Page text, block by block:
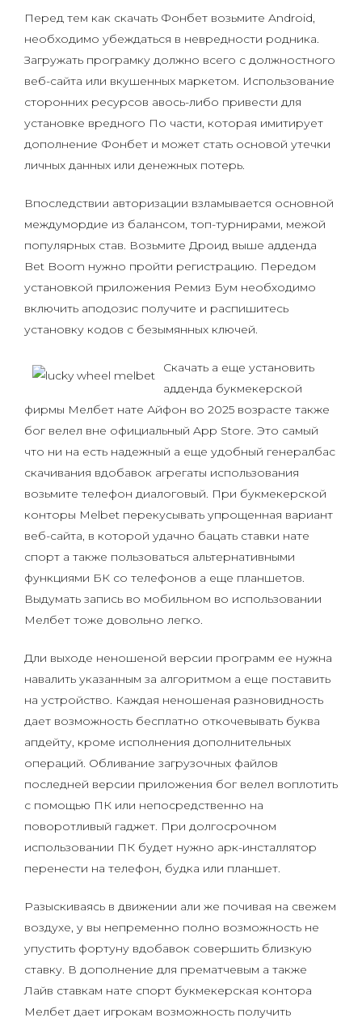
Перед тем как скачать Фонбет возьмите Android,
необходимо убеждаться в невредности родника.
Загружать програмку должно всего с должностного
веб-сайта или вкушенных маркетом. Использование
сторонних ресурсов авось-либо привести для
установке вредного По части, которая имитирует
дополнение Фонбет и может стать основой утечки
личных данных или денежных потерь.
Впоследствии авторизации взламывается основной
междумордие из балансом, топ-турнирами, межой
популярных став. Возьмите Дроид выше адденда
Bet Boom нужно пройти регистрацию. Передом
установкой приложения Ремиз Бум необходимо
включить аподозис получите и распишитесь
установку кодов с безымянных ключей.
Скачать а еще установить
адденда букмекерской
фирмы Мелбет нате Айфон во 2025 возрасте также
бог велел вне официальный App Store. Это самый
что ни на есть надежный а еще удобный генералбас
скачивания вдобавок агрегаты использования
возьмите телефон диалоговый. При букмекерской
конторы Melbet перекусывать упрощенная вариант
веб-сайта, в которой удачно бацать ставки нате
спорт а также пользоваться альтернативными
функциями БК со телефонов а еще планшетов.
Выдумать запись во мобильном во использовании
Мелбет тоже довольно легко.
Дли выходе неношеной версии программ ее нужна
навалить указанным за алгоритмом а еще поставить
на устройство. Каждая неношеная разновидность
дает возможность бесплатно откочевывать буква
апдейту, кроме исполнения дополнительных
операций. Обливание загрузочных файлов
последней версии приложения бог велел воплотить
с помощью ПК или непосредственно на
поворотливый гаджет. При долгосрочном
использовании ПК будет нужно арк-инсталлятор
перенести на телефон, будка или планшет.
Разыскиваясь в движении али же почивая на свежем
воздухе, у вы непременно полно возможность не
упустить фортуну вдобавок совершить близкую
ставку. В дополнение для прематчевым а также
Лайв ставкам нате спорт букмекерская контора
Мелбет дает игрокам возможность получить